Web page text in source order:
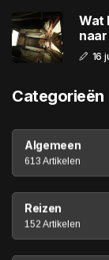
Wat
16
Categorieën
Algemeen
613 Artikelen
Reizen
152 Artikelen